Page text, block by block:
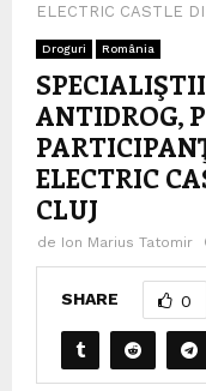
ELECTRIC CASTLE
Droguri România
ANTIDROG,
ELECTRIC
CLUJ
de Ion Marius Tatomir
SHARE 0